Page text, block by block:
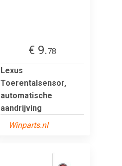
€ 9.78
Lexus
Toerentalsensor,
automatische
aandrijving
Winparts.nl